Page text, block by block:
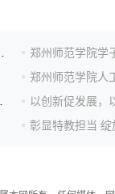
郑州师范学院学
郑州师范学院人